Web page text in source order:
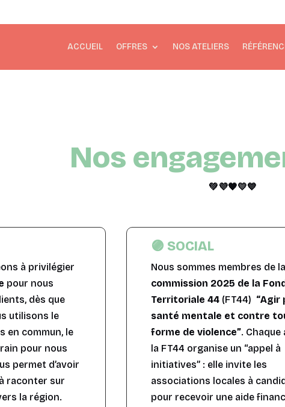
ACCUEIL OFFRES NOS ATELIERS
Nos
💚💜🧡💛💙
à privilégier
pour nous
dès que
utilisons le
en commun, le
pour nous
permet d’avoir
raconter sur
la région.
🟣 SOCIAL
Nous sommes membres de la
commission 2025 de la
Territoriale 44 (FT44) “Agir
santé mentale et contre
forme de violence”. Chaque
la FT44 organise un “appel à
initiatives” : elle invite les
associations locales à
pour recevoir une aide